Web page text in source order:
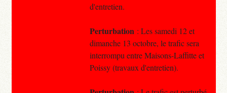
d'entretien.
Perturbation : Les samedi 12 et
dimanche 13 octobre, le trafic sera
interrompu entre Maisons-Laffitte et
Poissy (travaux d'entretien).